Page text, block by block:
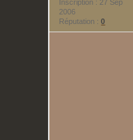
Inscription : 27 Sep
2006
Réputation :0